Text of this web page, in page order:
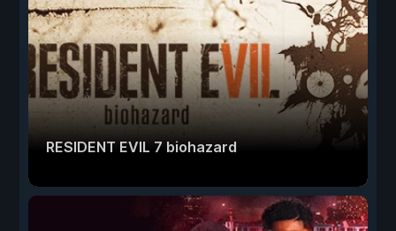
RESIDENT EVIL 7 biohazard